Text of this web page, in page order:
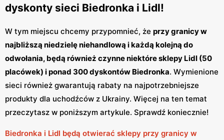
dyskonty sieci Biedronka i Lidl!
W tym miejscu chcemy przypomnieć, że przy granicy w
najbliższą niedzielę niehandlową i każdą kolejną do
odwołania, będą również czynne niektóre sklepy Lidl (50
placówek) i ponad 300 dyskontów Biedronka. Wymienione
sieci również gwarantują rabaty na najpotrzebniejsze
produkty dla uchodźców z Ukrainy. Więcej na ten temat
przeczytasz w poniższym artykule. Sprawdź koniecznie!
Biedronka i Lidl będą otwierać sklepy przy granicy w